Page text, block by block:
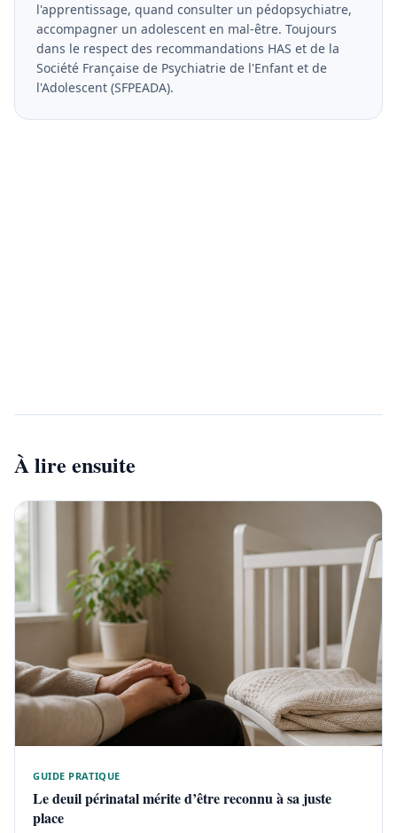
l'apprentissage, quand consulter un pédopsychiatre,
accompagner un adolescent en mal-être. Toujours
dans le respect des recommandations HAS et de la
Société Française de Psychiatrie de l'Enfant et de
l'Adolescent (SFPEADA).
À lire ensuite
GUIDE PRATIQUE
Le deuil périnatal mérite d’être reconnu à sa juste
place